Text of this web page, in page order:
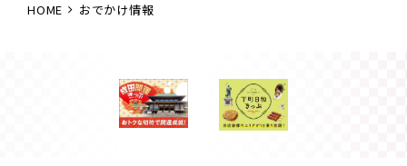
HOME おでかけ情報